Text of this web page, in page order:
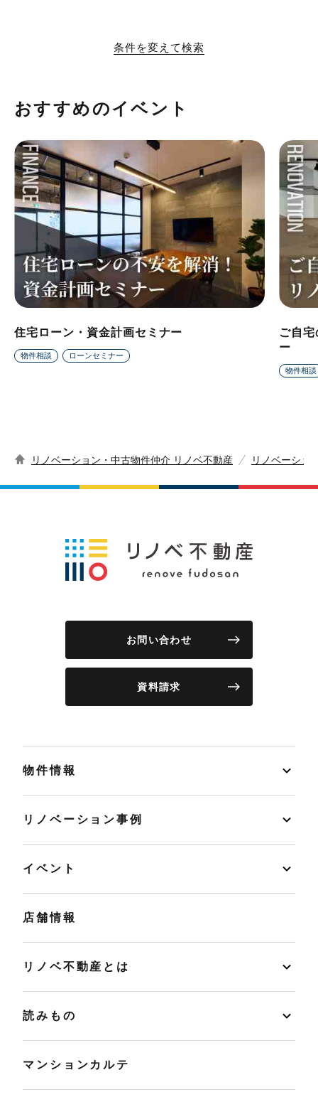
条件を変えて検索
おすすめのイベント
住宅ローン・資金計画セミナー
物件相談 ローンセミナー
ご自
ー
物件相談
リノベーション・中古物件仲介 リノベ不動産 リノベーショ
お問い合わせ
資料請求
物件情報
リノベーション事例
イベント
店舗情報
リノベ不動産とは
読みもの
マンションカルテ